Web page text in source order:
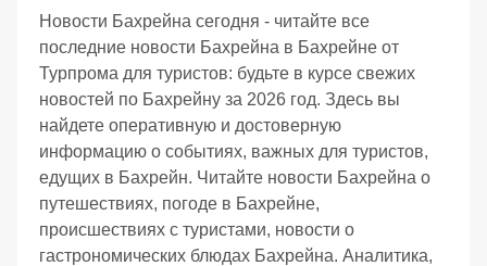
Новости Бахрейна сегодня - читайте все
последние новости Бахрейна в Бахрейне от
Турпрома для туристов: будьте в курсе свежих
новостей по Бахрейну за 2026 год. Здесь вы
найдете оперативную и достоверную
информацию о событиях, важных для туристов,
едущих в Бахрейн. Читайте новости Бахрейна о
путешествиях, погоде в Бахрейне,
происшествиях с туристами, новости о
гастрономических блюдах Бахрейна. Аналитика,